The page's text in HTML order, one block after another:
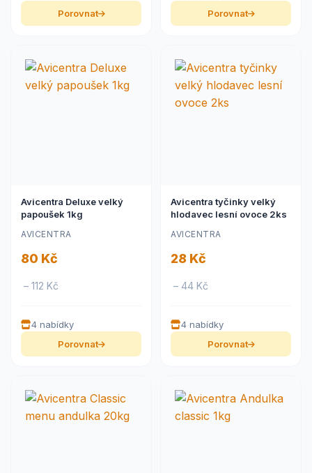
Porovnat
Porovnat
Avicentra Deluxe velký
papoušek 1kg
AVICENTRA
80 Kč
– 112 Kč
4 nabídky
Porovnat
Avicentra tyčinky velký
hlodavec lesní ovoce 2ks
AVICENTRA
28 Kč
– 44 Kč
4 nabídky
Porovnat